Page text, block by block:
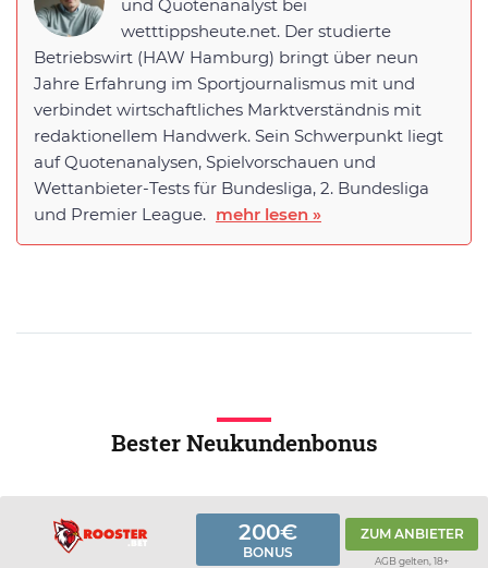
und Quotenanalyst bei
wetttippsheute.net. Der studierte
Betriebswirt (HAW Hamburg) bringt über neun
Jahre Erfahrung im Sportjournalismus mit und
verbindet wirtschaftliches Marktverständnis mit
redaktionellem Handwerk. Sein Schwerpunkt liegt
auf Quotenanalysen, Spielvorschauen und
Wettanbieter-Tests für Bundesliga, 2. Bundesliga
und Premier League. mehr lesen »
Bester Neukundenbonus
200€
BONUS
ZUM ANBIETER
AGB gelten, 18+